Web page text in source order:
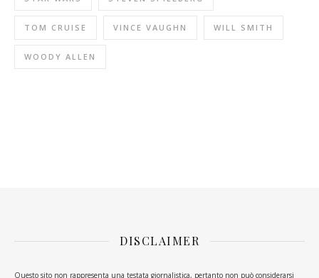
TOM CRUISE VINCE VAUGHN WILL SMITH
WOODY ALLEN
DISCLAIMER
Questo sito non rappresenta una testata giornalistica, pertanto non può considerarsi